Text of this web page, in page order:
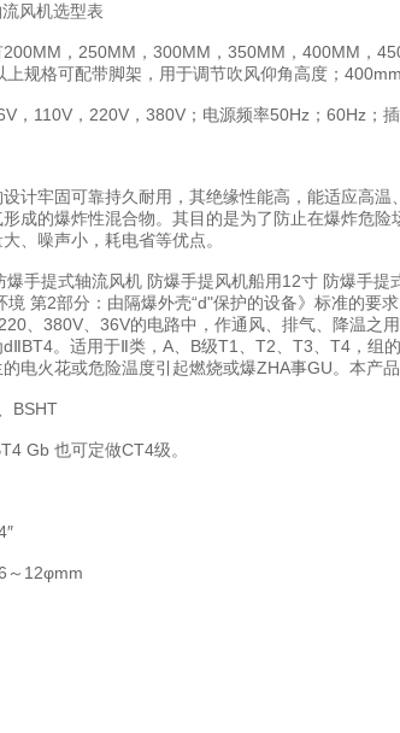
风机选型表
，250MM，300MM，350MM，400MM，
规格可配带脚架，用于调节吹风仰角高度；
110V，220V，380V；电源频率50Hz；60Hz；
牢固可靠持久耐用，其绝缘性能高，能适应高温
成的爆炸性混合物。其目的是为了防止在爆炸危
、噪声小，耗电省等优点。
爆手提式轴流风机 防爆手提风机船用12寸 防爆手
境 第2部分：由隔爆外壳“d"保护的设备》标准的要
、380V、36V的电路中，作通风、排气、降温之
。适用于Ⅱ类，A、B级T1、T2、T3、T4，组
电火花或危险温度引起燃烧或爆ZHA事GU。本产
BSHT
Gb 也可定做CT4级。
～12φmm